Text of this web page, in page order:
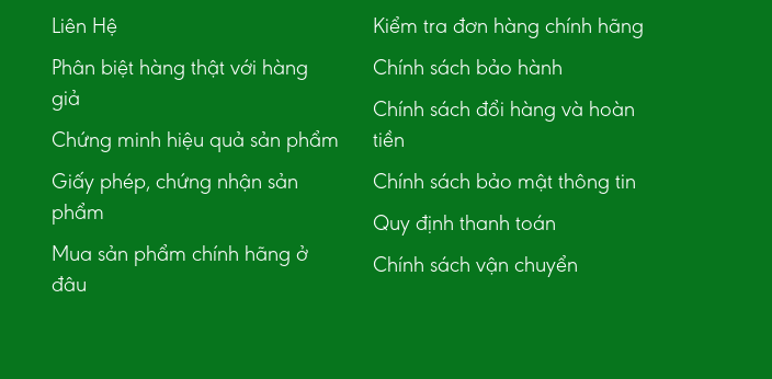
Liên Hệ
Phân biệt hàng thật với hàng
giả
Chứng minh hiệu quả sản phẩm
Giấy phép, chứng nhận sản
phẩm
Mua sản phẩm chính hãng ở
đâu
Kiểm tra đơn hàng chính hãng
Chính sách bảo hành
Chính sách đổi hàng và hoàn
tiền
Chính sách bảo mật thông tin
Quy định thanh toán
Chính sách vận chuyển